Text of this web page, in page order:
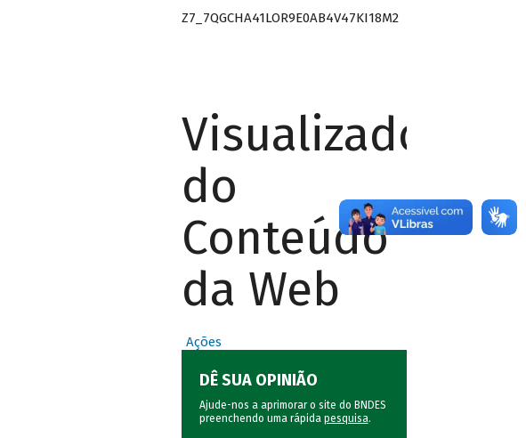
Z7_7QGCHA41LOR9E0AB4V47KI18M2
Visualizador
do
Conteúdo
da Web
Ações
DÊ SUA OPINIÃO
Ajude-nos a aprimorar o site do BNDES
preenchendo uma rápida pesquisa.